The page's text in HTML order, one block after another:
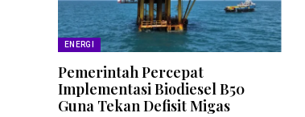
ENERGI
Pemerintah Percepat
Implementasi Biodiesel B50
Guna Tekan Defisit Migas